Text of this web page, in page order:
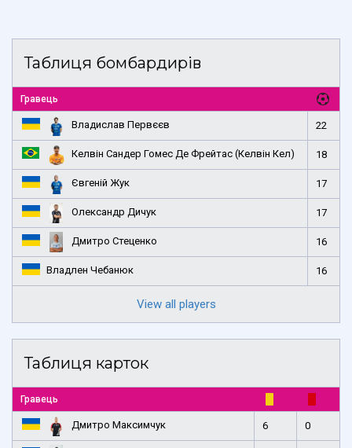
Таблиця бомбардирів
Гравець
Владислав Первєєв 22
Келвін Сандер Гомес Де Фрейтас (Келвін Кел) 18
Євгеній Жук 17
Олександр Дичук 17
Дмитро Стеценко 16
Владлен Чебанюк 16
View all players
Таблиця карток
Гравець
Дмитро Максимчук 6 0